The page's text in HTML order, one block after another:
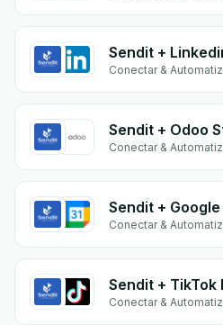
Sendit +
Conectar &
Sendit + Odoo
Conectar &
Sendit +
Conectar &
Sendit + TikTok
Conectar &